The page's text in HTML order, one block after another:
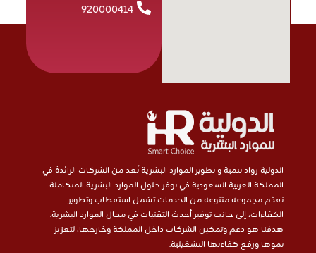
920000414
الدولية رواد تنمية و تطوير الموارد البشرية تُعد من الشركات الرائدة في
المملكة العربية السعودية في توفر حلول الموارد البشرية المتكاملة.
نقدّم مجموعة متنوعة من الخدمات تشمل استقطاب وتطوير
الكفاءات، إلى جانب توفير أحدث التقنيات في مجال الموارد البشرية.
هدفنا هو دعم وتمكين الشركات داخل المملكة وخارجها، لتعزيز
نموها ورفع كفاءتها التشغيلية.